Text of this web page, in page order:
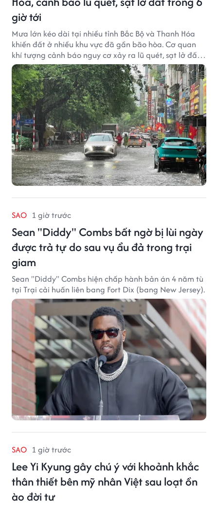
giờ tới
Mưa lớn kéo dài tại nhiều tỉnh Bắc Bộ và Thanh Hóa
khiến đất ở nhiều khu vực đã gần bão hòa. Cơ quan
khí tượng cảnh báo nguy cơ xảy ra lũ quét, sạt lở đất
trong những giờ tới.
SAO 1 giờ trước
Sean "Diddy" Combs bất ngờ bị lùi ngày
được trả tự do sau vụ ẩu đả trong trại
giam
Sean "Diddy" Combs hiện chấp hành bản án 4 năm tù
tại Trại cải huấn liên bang Fort Dix (bang New Jersey).
SAO 1 giờ trước
Lee Yi Kyung gây chú ý với khoảnh khắc
thân thiết bên mỹ nhân Việt sau loạt ồn
ào đời tư